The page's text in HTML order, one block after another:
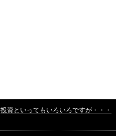
投資といってもいろいろですが・・・